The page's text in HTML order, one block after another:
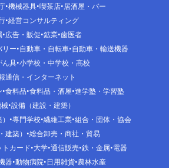
機械器具 喫茶店 居酒屋・バー
経営コンサルティング
広告・販促 鉱業 歯医者
リー 自動車・自転車 自動車・輸送機器
ん具 小学校・中学校・高校
通信・インターネット
食料品 食料品・酒屋 進学塾・学習塾
設備（建設・建築）
専門学校 繊維工業 組合・団体・協会
建築）
総合卸売・商社・貿易
カード 大学 通信販売 鉄・金属 電器
器 動物病院 日用雑貨 農林水産